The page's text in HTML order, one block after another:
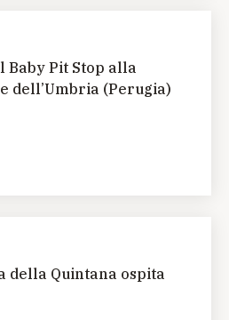
Baby Pit Stop alla
dell’Umbria (Perugia)
della Quintana ospita